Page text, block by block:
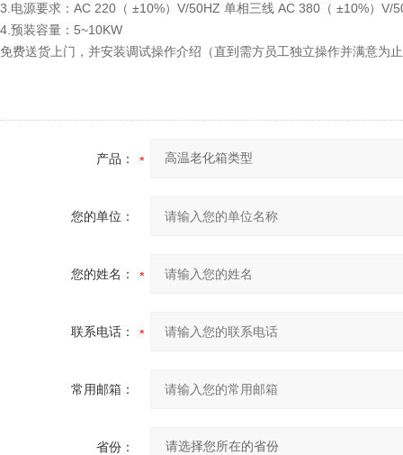
3.电源要求：AC 220（ ±10%）V/50HZ 单相三线 AC 380（ ±10%）V/
4.预装容量：5~10KW
免费送货上门，并安装调试操作介绍（直到需方员工独立操作并满意为
产品：
您的单位：
您的姓名：
联系电话：
常用邮箱：
省份：